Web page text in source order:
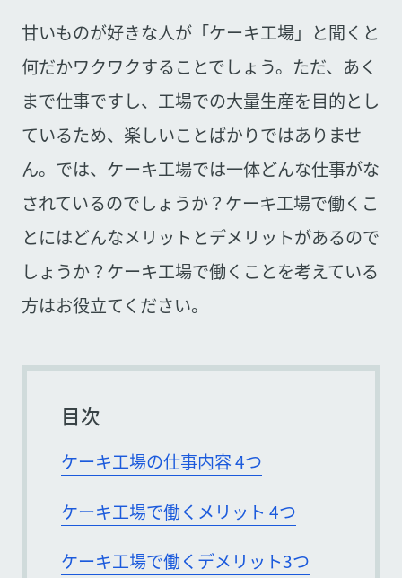
甘いものが好きな人が「ケーキ工場」と聞くと
何だかワクワクすることでしょう。ただ、あく
まで仕事ですし、工場での大量生産を目的とし
ているため、楽しいことばかりではありませ
ん。では、ケーキ工場では一体どんな仕事がな
されているのでしょうか？ケーキ工場で働くこ
とにはどんなメリットとデメリットがあるので
しょうか？ケーキ工場で働くことを考えている
方はお役立てください。
目次
ケーキ工場の仕事内容 4つ
ケーキ工場で働くメリット 4つ
ケーキ工場で働くデメリット3つ